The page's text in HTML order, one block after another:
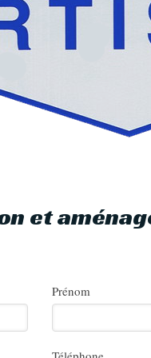
et
Prénom